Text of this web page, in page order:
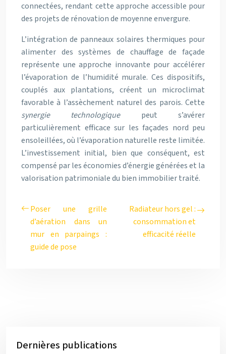
connectées, rendant cette approche accessible pour
des projets de rénovation de moyenne envergure.
L’intégration de panneaux solaires thermiques pour
alimenter des systèmes de chauffage de façade
représente une approche innovante pour accélérer
l’évaporation de l’humidité murale. Ces dispositifs,
couplés aux plantations, créent un microclimat
favorable à l’assèchement naturel des parois. Cette
synergie technologiquepeut s’avérer
particulièrement efficace sur les façades nord peu
ensoleillées, où l’évaporation naturelle reste limitée.
L’investissement initial, bien que conséquent, est
compensé par les économies d’énergie générées et la
valorisation patrimoniale du bien immobilier traité.
Poser une grille
d’aération dans un
mur en parpaings :
guide de pose
Radiateur hors gel :
consommation et
efficacité réelle
Dernières publications